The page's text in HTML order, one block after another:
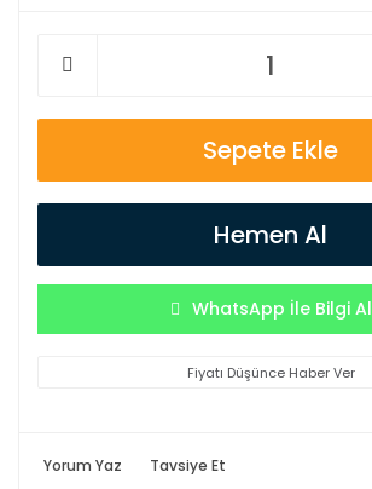
Sepete Ekle
Hemen Al
WhatsApp İle Bilgi Al
Fiyatı Düşünce Haber Ver
Yorum Yaz Tavsiye Et